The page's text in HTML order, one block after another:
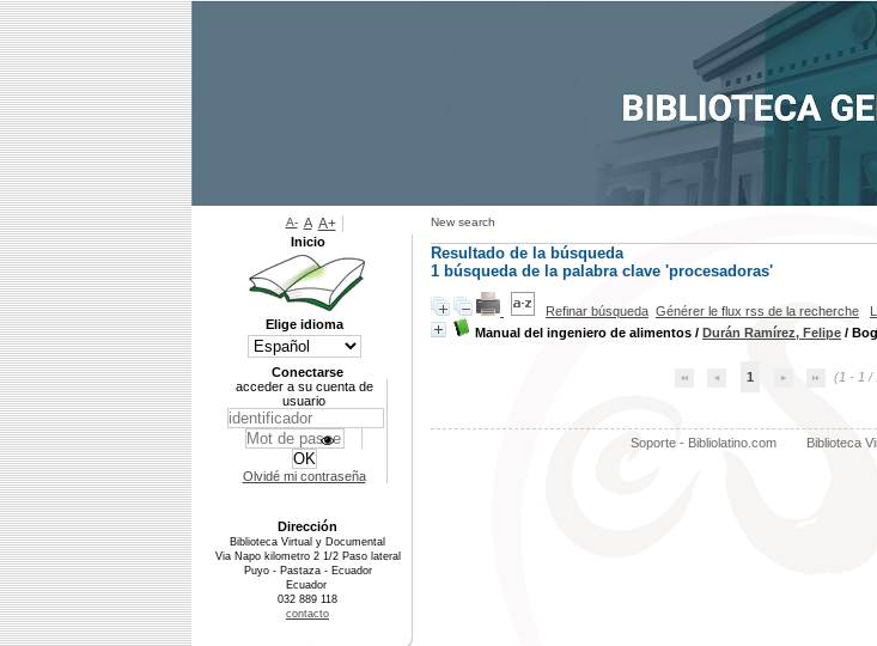
New search
Resultado de la búsqueda
1 búsqueda de la palabra clave 'procesadoras'
Refinar búsqueda Générer le flux rss de la recherche
Manual del ingeniero de alimentos / Durán Ramírez, Felipe /
1 (1 - 1 /
Soporte - Bibliolatino.com Biblioteca
A- A A+
Inicio
Elige idioma
Conectarse
acceder a su cuenta de
usuario
Olvidé mi contraseña
Dirección
Biblioteca Virtual y Documental
Via Napo kilometro 2 1/2 Paso lateral
Puyo - Pastaza - Ecuador
Ecuador
032 889 118
contacto